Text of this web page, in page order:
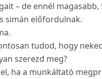
– de ennél magasabb,
simán előfordulnak.
tudod, hogy
szerezd meg?
ha a munkáltató